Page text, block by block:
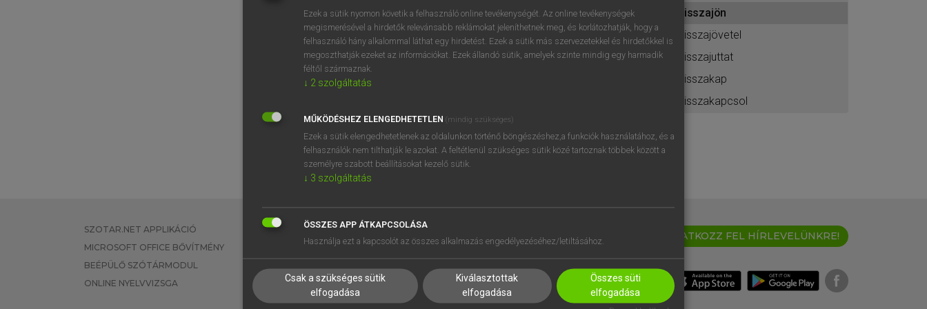
BELÉPÉS
próbaverziójának elindításához
regisztrálok ésbelépek.
REGISZTRÁCIÓ
visszajön
visszajövetel
visszajuttat
visszakap
visszakapcsol
SZOTAR.NET APPLIKÁCIÓ
MICROSOFT OFFICE BŐVÍTMÉNY
BEÉPÜLŐ SZÓTÁRMODUL
ONLINE NYELVVIZSGA
EGYÉNI FELHASZNÁLÓKNAK
TANULÓKNAK
VÁLLALATI MEGOLDÁSOK
SÚGÓ
RÓLUNK
SÜTI BEÁLLÍTÁSOK
IRATKOZZ FEL HÍRLEVELÜNKRE!
Ezek a sütik nyomon követik a felhasználó online tevékenységét. Az online tevékenységek
megismerésével a hirdetők relevánsabb reklámokat jeleníthetnek meg, és korlátozhatják, hogy a
felhasználó hány alkalommal láthat egy hirdetést. Ezek a sütik más szervezetekkel és hirdetőkkel is
megoszthatják ezeket az információkat. Ezek állandó sütik, amelyek szinte mindig egy harmadik
féltől származnak.
↓ 2 szolgáltatás
MŰKÖDÉSHEZ ELENGEDHETETLEN (mindig szükséges)
Ezek a sütik elengedhetetlenek az oldalunkon történő böngészéshez,a funkciók használatához, és a
felhasználók nem tilthatják le azokat. A feltétlenül szükséges sütik közé tartoznak többek között a
személyre szabott beállításokat kezelő sütik.
↓ 3 szolgáltatás
ÖSSZES APP ÁTKAPCSOLÁSA
Használja ezt a kapcsolót az összes alkalmazás engedélyezéséhez/letiltásához.
Csak a szükséges sütik
elfogadása
Kiválasztottak
elfogadása
Összes süti
elfogadása